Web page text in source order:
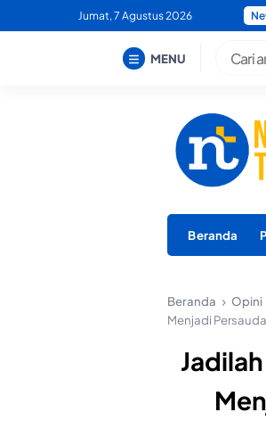
to
Jumat, 7 Agustus 2026
MENU
Beranda
Beranda Opini
Menjadi